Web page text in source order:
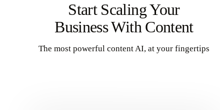
Start Scaling Your
Business With Content
The most powerful content AI, at your fingertips